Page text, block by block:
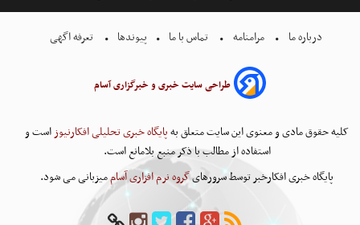
درباره ما مرامنامه تماس با ما پیوندها تعرفه اگهی
طراحی سایت خبری و خبرگزاری آسام
کلیه حقوق مادی و معنوی این سایت متعلق بهپایگاه خبری تحلیلی افکارنیوز است و
استفاده از مطالب با ذکر منبع بلامانع است.
پایگاه خبری افکارخبر توسط سرورهایگروه نرم افزاری آساممیزبانی می شود.